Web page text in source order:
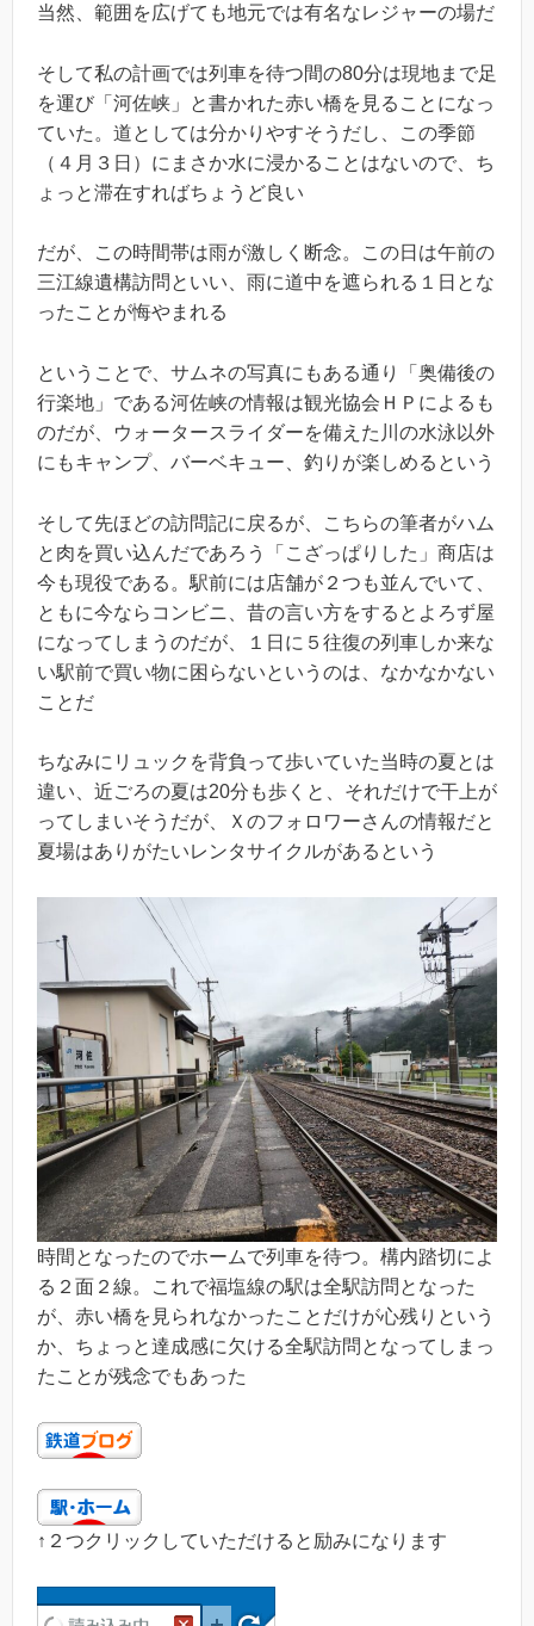
当然、範囲を広げても地元では有名なレジャーの場だ
そして私の計画では列車を待つ間の80分は現地まで足
を運び「河佐峡」と書かれた赤い橋を見ることになっ
ていた。道としては分かりやすそうだし、この季節
（４月３日）にまさか水に浸かることはないので、ち
ょっと滞在すればちょうど良い
だが、この時間帯は雨が激しく断念。この日は午前の
三江線遺構訪問といい、雨に道中を遮られる１日とな
ったことが悔やまれる
ということで、サムネの写真にもある通り「奥備後の
行楽地」である河佐峡の情報は観光協会ＨＰによるも
のだが、ウォータースライダーを備えた川の水泳以外
にもキャンプ、バーベキュー、釣りが楽しめるという
そして先ほどの訪問記に戻るが、こちらの筆者がハム
と肉を買い込んだであろう「こざっぱりした」商店は
今も現役である。駅前には店舗が２つも並んでいて、
ともに今ならコンビニ、昔の言い方をするとよろず屋
になってしまうのだが、１日に５往復の列車しか来な
い駅前で買い物に困らないというのは、なかなかない
ことだ
ちなみにリュックを背負って歩いていた当時の夏とは
違い、近ごろの夏は20分も歩くと、それだけで干上が
ってしまいそうだが、Ｘのフォロワーさんの情報だと
夏場はありがたいレンタサイクルがあるという
時間となったのでホームで列車を待つ。構内踏切によ
る２面２線。これで福塩線の駅は全駅訪問となった
が、赤い橋を見られなかったことだけが心残りという
か、ちょっと達成感に欠ける全駅訪問となってしまっ
たことが残念でもあった
↑２つクリックしていただけると励みになります